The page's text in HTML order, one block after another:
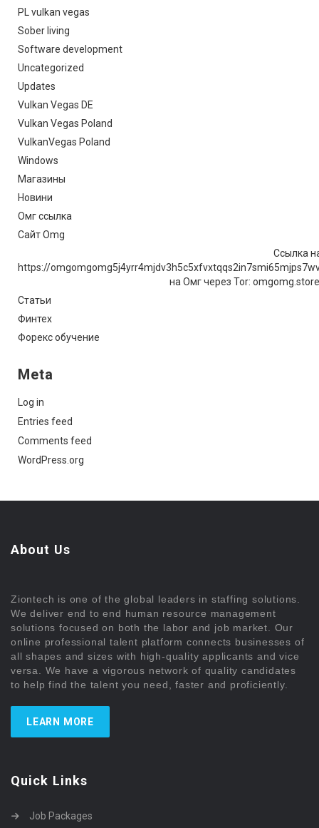
PL vulkan vegas
Sober living
Software development
Uncategorized
Updates
Vulkan Vegas DE
Vulkan Vegas Poland
VulkanVegas Poland
Windows
Магазины
Новини
Омг ссылка
Сайт Omg
Ссылка
https://
на Омг через Tor:
Статьи
Финтех
Форекс обучение
Meta
Log in
Entries feed
Comments feed
WordPress.org
About Us
Ziontech is one of the global leaders in staffing solutions.
We deliver end to end human resource management
solutions focused on both the labor and job market. Our
online professional talent platform connects businesses of
all shapes and sizes with high-quality applicants and vice
versa. We have a vigorous network of quality candidates
to help find the talent you need, faster and proficiently.
LEARN MORE
Quick Links
Job Packages